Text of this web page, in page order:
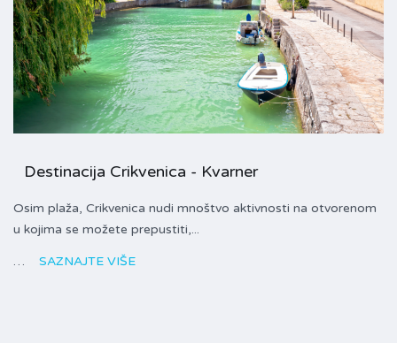
Destinacija Crikvenica - Kvarner
Osim plaža, Crikvenica nudi mnoštvo aktivnosti na otvorenom
u kojima se možete prepustiti,...
… SAZNAJTE VIŠE